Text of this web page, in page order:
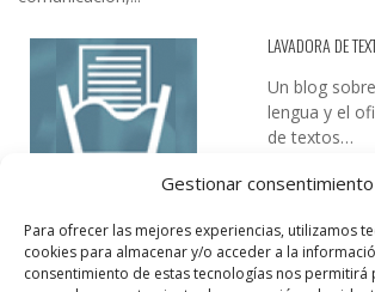
Gestionar consentimiento
Para ofrecer las mejores experiencias, utilizamos
cookies para almacenar y/o acceder a la
consentimiento de estas tecnologías nos
LAVADORA DE
Un blog
lengua y el
de textos…